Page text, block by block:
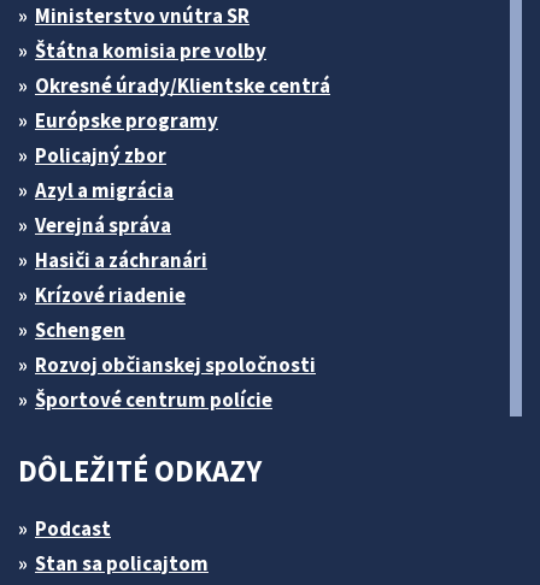
Ministerstvo vnútra SR
Štátna komisia pre volby
Okresné úrady/Klientske centrá
Európske programy
Policajný zbor
Azyl a migrácia
Verejná správa
Hasiči a záchranári
Krízové riadenie
Schengen
Rozvoj občianskej spoločnosti
Športové centrum polície
DÔLEŽITÉ ODKAZY
Podcast
Stan sa policajtom